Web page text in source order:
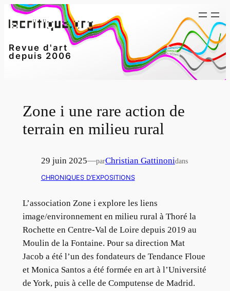
Aller
au
Revue d'art
depuis 2006
Zone i une rare action de
terrain en milieu rural
29 juin 2025—parChristian Gattinonidans
CHRONIQUES D’EXPOSITIONS
L’association Zone i explore les liens
image/environnement en milieu rural à Thoré la
Rochette en Centre-Val de Loire depuis 2019 au
Moulin de la Fontaine. Pour sa direction Mat
Jacob a été l’un des fondateurs de Tendance Floue
et Monica Santos a été formée en art à l’Université
de York, puis à celle de Computense de Madrid.